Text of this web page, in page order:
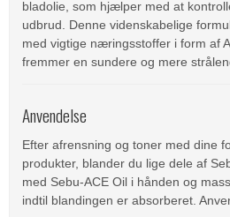
bladolie, som hjælper med at
udbrud. Denne videnskabelige
med vigtige næringsstoffer i form af
fremmer en sundere og mere
Anvendelse
Efter afrensning og toner med dine
produkter, blander du lige dele af
med Sebu-ACE Oil i hånden og
indtil blandingen er absorberet.